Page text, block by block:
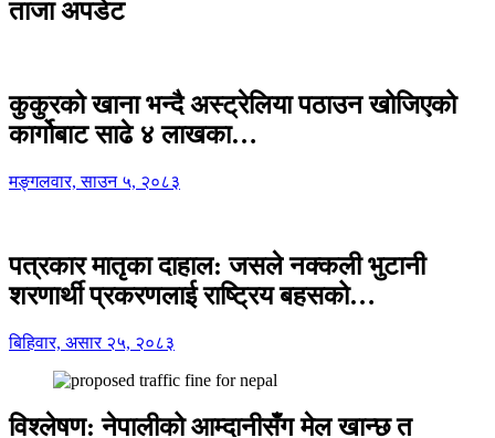
ताजा अपडेट
कुकुरको खाना भन्दै अस्ट्रेलिया पठाउन खोजिएको
कार्गोबाट साढे ४ लाखका…
मङ्गलवार, साउन ५, २०८३
पत्रकार मातृका दाहाल: जसले नक्कली भुटानी
शरणार्थी प्रकरणलाई राष्ट्रिय बहसको…
बिहिवार, असार २५, २०८३
विश्लेषण: नेपालीको आम्दानीसँग मेल खान्छ त